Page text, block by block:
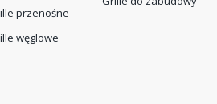
przenośne
węglowe